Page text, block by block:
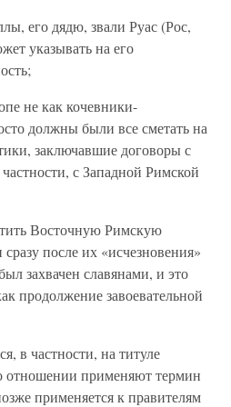
его дядю, звали Руас (Рос,
указывать на его
не как кочевники-
должны были все сметать на
заключавшие договоры с
с Западной Римской
Восточную Римскую
после их «исчезновения»
захвачен славянами, и это
продолжение завоевательной
в частности, на титуле
отношении применяют термин
применяется к правителям